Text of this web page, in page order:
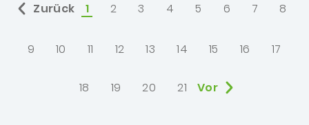
Zurück ausgewählt:
1 2 3 4 5 6 7 8
9 10 11 12 13 14 15 16 17
18 19 20 21 Vor